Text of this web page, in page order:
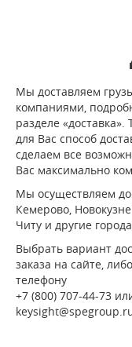
Мы доставляем
компаниями,
разделе
для Вас способ
сделаем все
Вас максимально
Мы осуществляем
Кемерово,
Читу и другие
Выбрать вариант
заказа на сайте,
телефону
+7 (800) 707-44-73